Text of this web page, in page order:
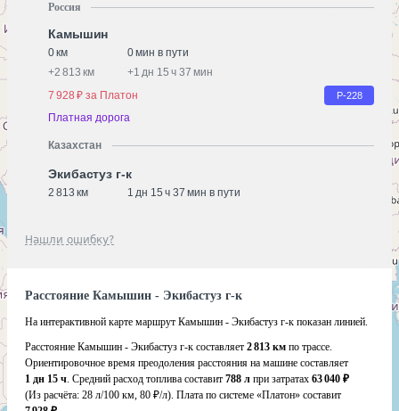
Россия
Камышин
0 км
0 мин в пути
+2 813 км +1 дн 15 ч 37 мин
7 928 ₽ за Платон
Р-228
Платная дорога
Казахстан
Экибастуз г-к
2 813 км 1 дн 15 ч 37 мин в пути
Нашли ошибку?
Расстояние Камышин - Экибастуз г-к
На интерактивной карте маршрут Камышин - Экибастуз г-к показан линией.
Расстояние Камышин - Экибастуз г-к составляет 2 813 км по трассе.
Ориентировочное время преодоления расстояния на машине составляет
1 дн 15 ч. Средний расход топлива составит 788 л при затратах 63 040 ₽
(Из расчёта: 28 л/100 км, 80 ₽/л). Плата по системе «Платон» составит